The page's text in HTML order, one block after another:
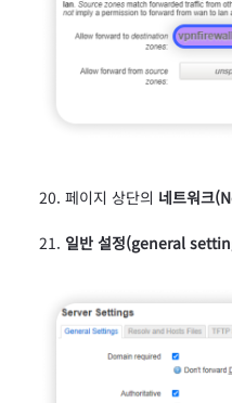
페이지 상단의 네트워크
일반 설정(general